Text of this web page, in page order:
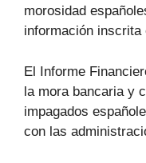
morosidad
información inscrita
El Informe
la mora bancaria y
impagados
con las